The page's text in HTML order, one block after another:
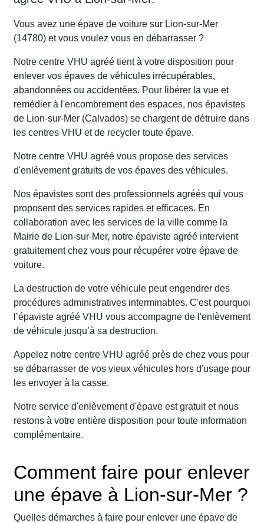
Vous avez une épave de voiture sur Lion-sur-Mer
(14780) et vous voulez vous en débarrasser ?
Notre centre VHU agréé tient à votre disposition pour
enlever vos épaves de véhicules irrécupérables,
abandonnées ou accidentées. Pour libérer la vue et
remédier à l'encombrement des espaces, nos épavistes
de Lion-sur-Mer (Calvados) se chargent de détruire dans
les centres VHU et de recycler toute épave.
Notre centre VHU agréé vous propose des services
d'enlèvement gratuits de vos épaves des véhicules.
Nos épavistes sont des professionnels agréés qui vous
proposent des services rapides et efficaces. En
collaboration avec les services de la ville comme la
Mairie de Lion-sur-Mer, notre épaviste agréé intervient
gratuitement chez vous pour récupérer votre épave de
voiture.
La destruction de votre véhicule peut engendrer des
procédures administratives interminables. C'est pourquoi
l’épaviste agréé VHU vous accompagne de l'enlèvement
de véhicule jusqu’à sa destruction.
Appelez notre centre VHU agréé près de chez vous pour
se débarrasser de vos vieux véhicules hors d'usage pour
les envoyer à la casse.
Notre service d'enlèvement d'épave est gratuit et nous
restons à votre entière disposition pour toute information
complémentaire.
Comment faire pour enlever
une épave à Lion-sur-Mer ?
Quelles démarches à faire pour enlever une épave de